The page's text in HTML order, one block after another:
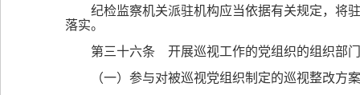
纪检监察机关派驻机构应当依据有关规定，将
落实。
第三十六条 开展巡视工作的党组织的组织部
（一）参与对被巡视党组织制定的巡视整改方